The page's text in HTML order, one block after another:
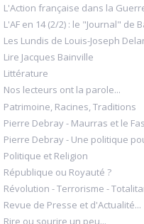
L'Action française dans la
L'AF en 14 (2/2) : le "Journal" de
Les Lundis de Louis-Joseph
Lire Jacques Bainville
Littérature
Nos lecteurs ont la parole...
Patrimoine, Racines, Traditions
Pierre Debray - Maurras et le
Pierre Debray - Une politique
Politique et Religion
République ou Royauté ?
Révolution - Terrorisme -
Revue de Presse et d'Actualité...